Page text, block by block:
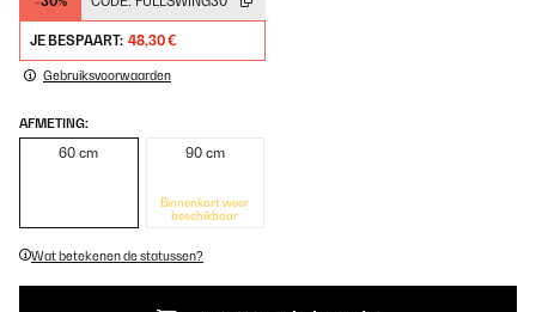
JE BESPAART: 48,30 €
Gebruiksvoorwaarden
AFMETING:
60 cm 90 cm
Binnenkort weer
beschikbaar
Wat betekenen de statussen?